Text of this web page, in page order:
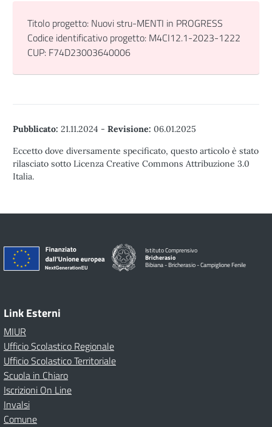
Titolo progetto: Nuovi stru-MENTI in PROGRESS
Codice identificativo progetto: M4CI12.1-2023-1222
CUP: F74D23003640006
Pubblicato: 21.11.2024 - Revisione: 06.01.2025
Eccetto dove diversamente specificato, questo articolo è stato
rilasciato sotto Licenza Creative Commons Attribuzione 3.0
Italia.
Istituto Comprensivo
Bricherasio
Bibiana - Bricherasio - Campiglione Fenile
Link Esterni
MIUR
Ufficio Scolastico Regionale
Ufficio Scolastico Territoriale
Scuola in Chiaro
Iscrizioni On Line
Invalsi
Comune